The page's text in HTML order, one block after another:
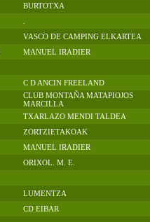
BURTOTXA
VASCO DE CAMPING ELKARTEA
MANUEL IRADIER
C D ANCIN FREELAND
CLUB MONTAÑA MATAPIOJOS
MARCILLA
TXARLAZO MENDI TALDEA
ZORTZIETAKOAK
MANUEL IRADIER
ORIXOL. M. E.
LUMENTZA
CD EIBAR